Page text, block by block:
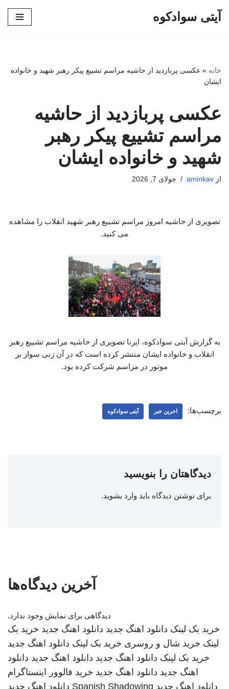
آیتی سوادکوه
خانه » عکسی پربازدید از حاشیه مراسم تشییع پیکر رهبر شهید و خانواده
ایشان
عکسی پربازدید از حاشیه
مراسم تشییع پیکر رهبر
شهید و خانواده ایشان
از aminkav جولای 7, 2026
تصویری از حاشیه امروز مراسم تشییع رهبر شهید انقلاب را مشاهده
می کنید.
به گزارش آیتی سوادکوه، ایرنا تصویری از حاشیه مراسم تشییع رهبر
انقلاب و خانواده ایشان منتشر کرده است که در آن زنی سوار بر
موتور در مراسم شرکت کرده بود.
برچسب‌ها: اخرین خبر آیتی سوادکوه
دیدگاهتان را بنویسید
برای نوشتن دیدگاه باید وارد بشوید.
آخرین دیدگاه‌ها
دیدگاهی برای نمایش وجود ندارد.
خرید بک لینک دانلود اهنگ جدید دانلود اهنگ جدید خرید بک
لینک خرید شال و روسری خرید بک لینک دانلود اهنگ جدید
خرید بک لینک دانلود اهنگ جدید دانلود اهنگ جدید دانلود
اهنگ جدید دانلود اهنگ جدید خرید فالوور اینستاگرام
دانلود اهنگ جدید Spanish Shadowing دانلود اهنگ جدید